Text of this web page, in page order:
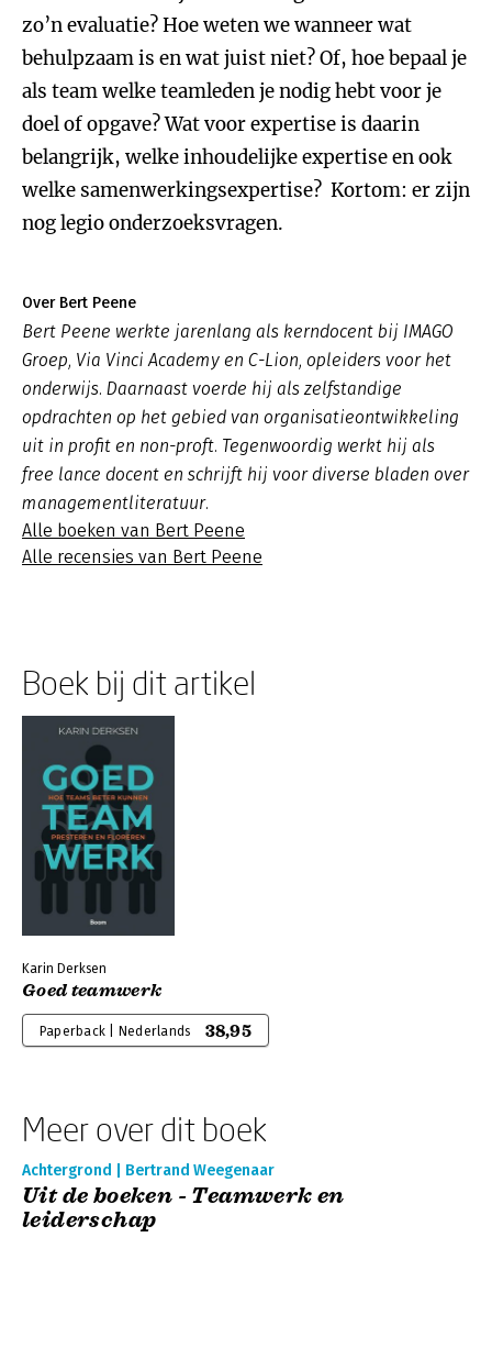
zo’n evaluatie? Hoe weten we wanneer wat
behulpzaam is en wat juist niet? Of, hoe bepaal je
als team welke teamleden je nodig hebt voor je
doel of opgave? Wat voor expertise is daarin
belangrijk, welke inhoudelijke expertise en ook
welke samenwerkingsexpertise? Kortom: er zijn
nog legio onderzoeksvragen.
Over Bert Peene
Bert Peene werkte jarenlang als kerndocent bij IMAGO
Groep, Via Vinci Academy en C-Lion, opleiders voor het
onderwijs. Daarnaast voerde hij als zelfstandige
opdrachten op het gebied van organisatieontwikkeling
uit in profit en non-proft. Tegenwoordig werkt hij als
free lance docent en schrijft hij voor diverse bladen over
managementliteratuur.
Alle boeken van Bert Peene
Alle recensies van Bert Peene
Boek bij dit artikel
Karin Derksen
Goed teamwerk
Paperback | Nederlands 38,95
Meer over dit boek
Achtergrond | Bertrand Weegenaar
Uit de boeken - Teamwerk en
leiderschap